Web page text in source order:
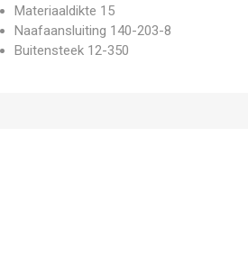
Materiaaldikte 15
Naafaansluiting 140-203-8
Buitensteek 12-350